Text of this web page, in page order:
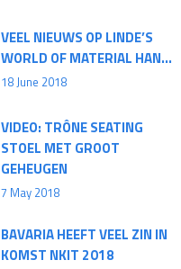
VEEL NIEUWS OP LINDE’S
WORLD OF MATERIAL HAN...
18 June 2018
VIDEO: TRÔNE SEATING
STOEL MET GROOT
GEHEUGEN
7 May 2018
BAVARIA HEEFT VEEL ZIN IN
KOMST NKIT 2018